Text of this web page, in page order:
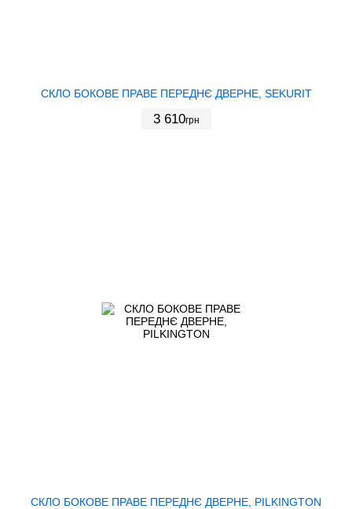
СКЛО БОКОВЕ ПРАВЕ ПЕРЕДНЄ ДВЕРНЕ, SEKURIT
3 610грн
СКЛО БОКОВЕ ПРАВЕ ПЕРЕДНЄ ДВЕРНЕ, PILKINGTON